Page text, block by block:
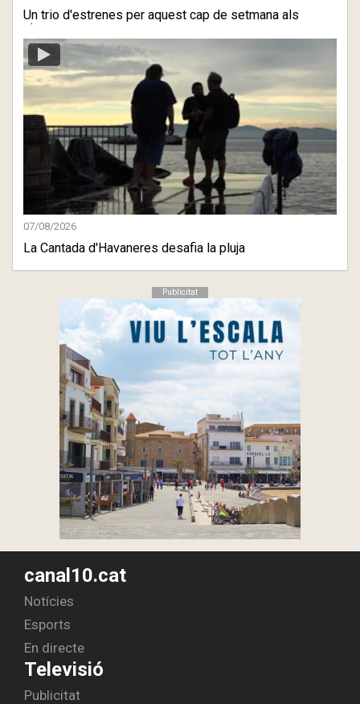
Un trio d'estrenes per aquest cap de setmana als
cinemes
07/08/2026
La Cantada d'Havaneres desafia la pluja
Publicitat
canal10.cat
Notícies
Esports
En directe
Televisió
Publicitat